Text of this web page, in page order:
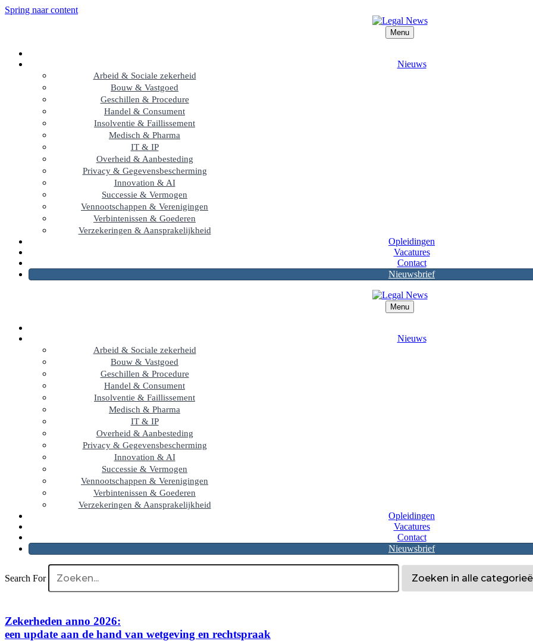
Spring naar content
Menu
Nieuws
Arbeid & Sociale zekerheid
Bouw & Vastgoed
Geschillen & Procedure
Handel & Consument
Insolventie & Faillissement
Medisch & Pharma
IT & IP
Overheid & Aanbesteding
Privacy & Gegevensbescherming
Innovation & AI
Successie & Vermogen
Vennootschappen & Verenigingen
Verbintenissen & Goederen
Verzekeringen & Aansprakelijkheid
Opleidingen
Vacatures
Contact
Nieuwsbrief
Menu
Nieuws
Arbeid & Sociale zekerheid
Bouw & Vastgoed
Geschillen & Procedure
Handel & Consument
Insolventie & Faillissement
Medisch & Pharma
IT & IP
Overheid & Aanbesteding
Privacy & Gegevensbescherming
Innovation & AI
Successie & Vermogen
Vennootschappen & Verenigingen
Verbintenissen & Goederen
Verzekeringen & Aansprakelijkheid
Opleidingen
Vacatures
Contact
Nieuwsbrief
Search For
Zekerheden anno 2026:
een update aan de hand van wetgeving en rechtspraak